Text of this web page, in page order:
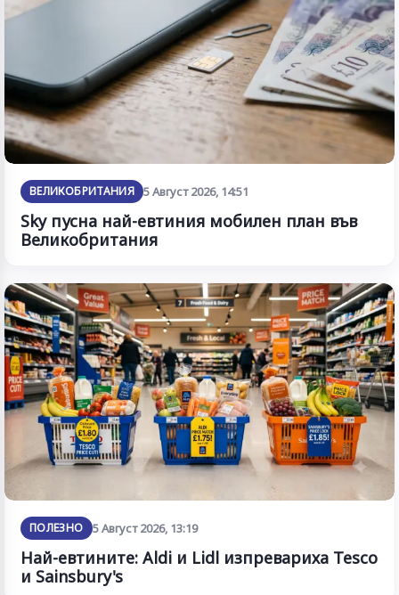
ВЕЛИКОБРИТАНИЯ 5 Август 2026, 14:51
Sky пусна най-евтиния мобилен план във
Великобритания
ПОЛЕЗНО 5 Август 2026, 13:19
Най-евтините: Aldi и Lidl изпревариха Tesco
и Sainsbury's